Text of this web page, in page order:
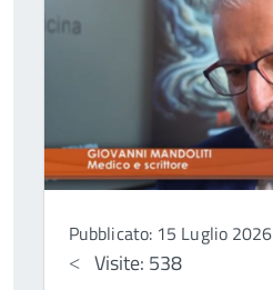
Pubblicato: 15 Luglio 2026
Visite: 538